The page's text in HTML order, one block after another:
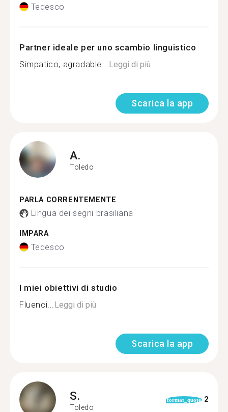
Tedesco
Partner ideale per uno scambio linguistico
Simpatico, agradable... Leggi di più
Scarica la app
A.
Toledo
PARLA CORRENTEMENTE
Lingua dei segni brasiliana
IMPARA
Tedesco
I miei obiettivi di studio
Fluenci... Leggi di più
Scarica la app
S.
Toledo
format_quote 2